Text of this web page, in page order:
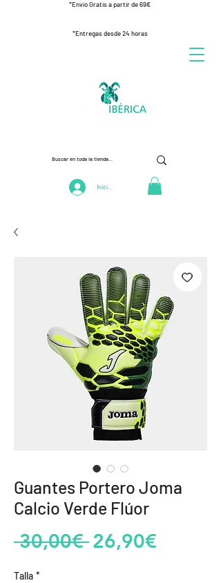
*Envío Gratis a partir de 69€
*Entregas desde 24 horas
Iniciar Sesión
Guantes Portero Joma
Calcio Verde Flúor
30,00€ Regular
26,90€Sale
Talla *